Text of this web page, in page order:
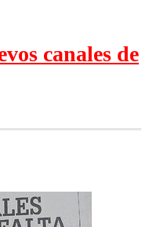
canales de